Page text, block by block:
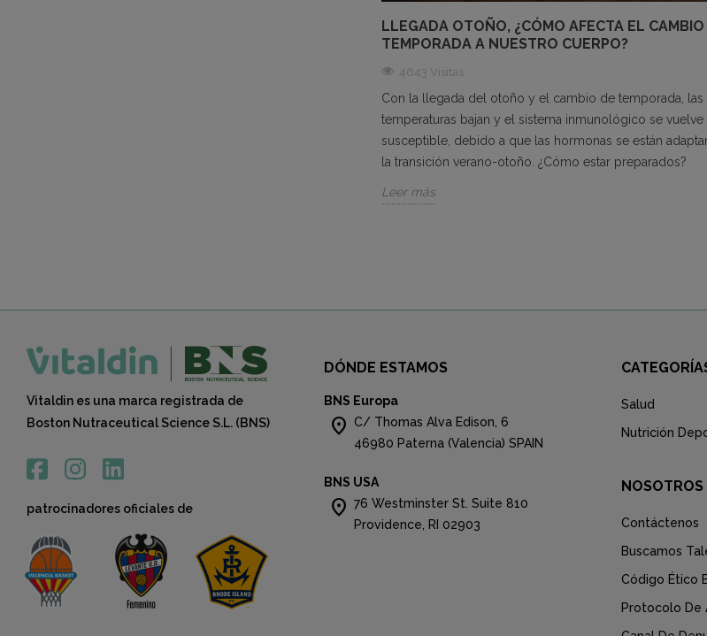
LLEGADA OTOÑO, ¿CÓMO AFECTA EL CAMBIO
TEMPORADA A NUESTRO CUERPO?
4643 Visitas
Con la llegada del otoño y el cambio de temporada, las
temperaturas bajan y el sistema inmunológico se vuelve
susceptible, debido a que las hormonas se están
la transición verano-otoño. ¿Cómo estar preparados?
Leer más
Vitaldin es una marca registrada de
Boston Nutraceutical Science S.L. (BNS)
patrocinadores oficiales de
DÓNDE ESTAMOS
BNS Europa
location_on C/ Thomas Alva Edison, 6
46980 Paterna (Valencia) SPAIN
BNS USA
location_on 76 Westminster St. Suite 810
Providence, RI 02903
Salud
Nutrición
NOSOTROS
Contáctenos
Buscamos
Código Ético
Protocolo De